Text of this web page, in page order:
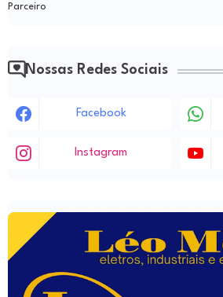
Parceiro
Nossas Redes Sociais
Facebook
Instagram